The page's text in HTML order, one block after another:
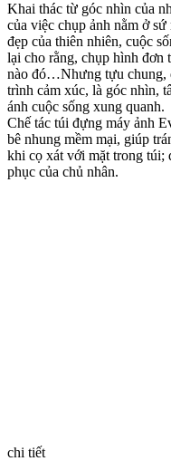
Khai thác từ góc nhìn của
của việc chụp ảnh nằm ở
đẹp của thiên nhiên, cuộc
lại cho rằng, chụp hình đơn
nào đó…Nhưng tựu chung,
trình cảm xúc, là góc nhìn,
ánh cuộc sống xung quanh.
Chế tác túi đựng máy ảnh
bê nhung mềm mại, giúp
khi cọ xát với mặt trong túi;
phục của chủ nhân.
chi tiết